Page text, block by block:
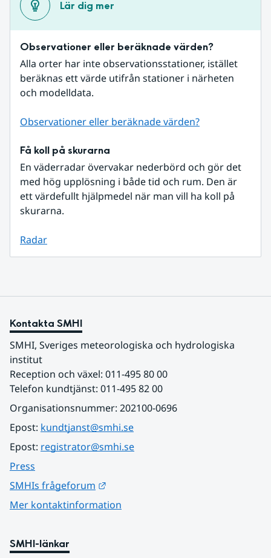
Lär dig mer
Observationer eller beräknade värden?
Alla orter har inte observationsstationer, istället
beräknas ett värde utifrån stationer i närheten
och modelldata.
Observationer eller beräknade värden?
Få koll på skurarna
En väderradar övervakar nederbörd och gör det
med hög upplösning i både tid och rum. Den är
ett värdefullt hjälpmedel när man vill ha koll på
skurarna.
Radar
Kontakta SMHI
SMHI, Sveriges meteorologiska och hydrologiska
institut
Reception och växel: 011-495 80 00
Telefon kundtjänst: 011-495 82 00
Organisationsnummer: 202100-0696
Epost: kundtjanst@smhi.se
Epost: registrator@smhi.se
Press
SMHIs frågeforum
Mer kontaktinformation
SMHI-länkar